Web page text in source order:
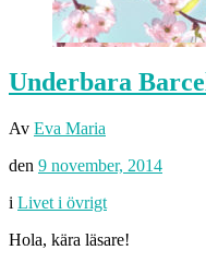
Underbara
Av Eva Maria
den 9 november, 2014
i Livet i övrigt
Hola, kära läsare!